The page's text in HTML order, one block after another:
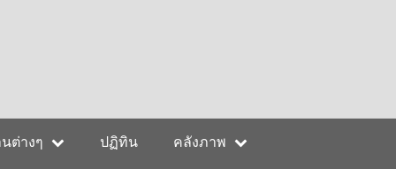
ต่างๆ ปฏิทิน คลังภาพ